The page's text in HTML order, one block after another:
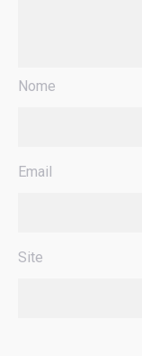
Nome
Email
Site